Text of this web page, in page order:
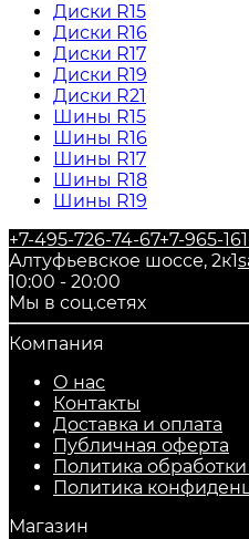
Диски R15
Диски R16
Диски R17
Диски R19
Диски R21
Шины R15
Шины R16
Шины R17
Шины R18
Шины R19
+7-495-726-74-67+7-965-
Алтуфьевское шоссе, 2к1
10:00 - 20:00
Мы в соц.сетях
Компания
О нас
Контакты
Доставка и оплата
Публичная оферта
Политика
​Политика
Магазин